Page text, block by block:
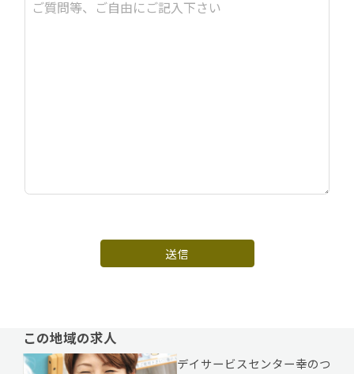
送信
この地域の求人
デイサービスセンター幸のつ